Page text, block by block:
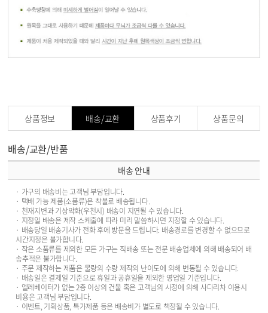
상품정보 배송/교환 상품후기 상품문의
배송/교환/반품
배송 안내
· 가구의 배송비는 고객님 부담입니다.
· 택배 가능 제품(소품류)은 착불로 배송됩니다.
· 천재지변과 기상악화(우천시) 배송이 지연될 수 있습니다.
· 지정일 배송은 제작 스케줄에 따라 미리 말씀하시면 지정할 수 있습니다.
· 배송당일 배송기사가 전화 후에 방문을 드립니다. 배송경로를 변경할 수 없으므로
시간지정은 불가합니다.
· 작은 소품류를 제외한 모든 가구는 직배송 또는 전문 배송업체에 의해 배송되어 배
송추적은 불가합니다.
· 주문 제작하는 제품은 물량의 수량 제작의 난이도에 의해 변동될 수 있습니다.
· 배송일은 결제일 기준으로 휴일과 공휴일을 제외한 영업일 기준입니다.
· 엘레베이터가 없는 2층 이상의 건물 혹은 고객님의 사정에 의해 사다리차 이용시
비용은 고객님 부담입니다.
· 이벤트, 기획상품, 특가제품 등은 배송비가 별도로 책정될 수 있습니다.